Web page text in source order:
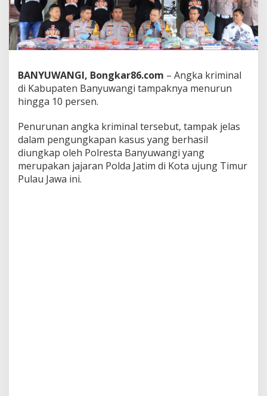
2
0
2
3
,
o
l
r
e
t
a
B
a
n
y
BANYUWANGI, Bongkar86.com – Angka kriminal
di Kabupaten Banyuwangi tampaknya menurun
hingga 10 persen.
Penurunan angka kriminal tersebut, tampak jelas
dalam pengungkapan kasus yang berhasil
diungkap oleh Polresta Banyuwangi yang
merupakan jajaran Polda Jatim di Kota ujung Timur
Pulau Jawa ini.